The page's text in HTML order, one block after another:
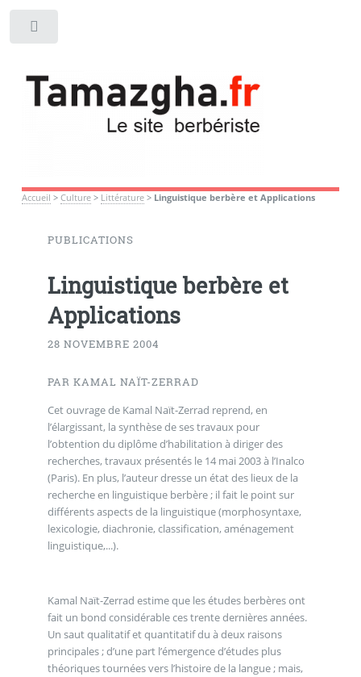
Accueil > Culture> Littérature> Linguistique berbère et Applications
PUBLICATIONS
Linguistique berbère et
Applications
28 NOVEMBRE 2004
PAR KAMAL NAÏT-ZERRAD
Cet ouvrage de Kamal Naït-Zerrad reprend, en
l’élargissant, la synthèse de ses travaux pour
l’obtention du diplôme d’habilitation à diriger des
recherches, travaux présentés le 14 mai 2003 à l’Inalco
(Paris). En plus, l’auteur dresse un état des lieux de la
recherche en linguistique berbère ; il fait le point sur
différents aspects de la linguistique (morphosyntaxe,
lexicologie, diachronie, classification, aménagement
linguistique,...).
Kamal Naït-Zerrad estime que les études berbères ont
fait un bond considérable ces trente dernières années.
Un saut qualitatif et quantitatif du à deux raisons
principales ; d’une part l’émergence d’études plus
théoriques tournées vers l’histoire de la langue ; mais,